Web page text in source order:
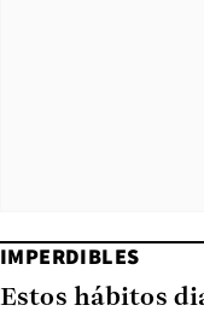
IMPERDIBLES
Estos hábitos